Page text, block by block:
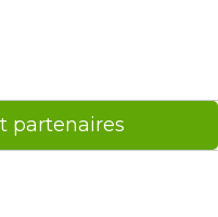
partenaires